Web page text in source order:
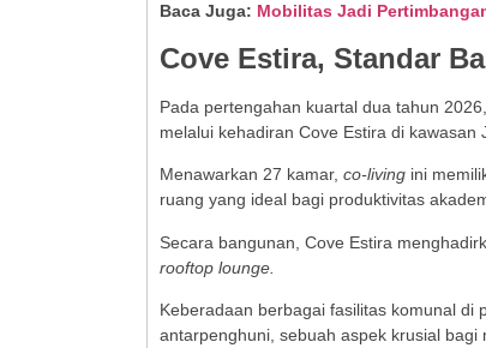
Baca Juga: Mobilitas Jadi
Cove Estira, Standar
Pada pertengahan kuartal dua tahun
melalui kehadiran Cove Estira di kawasan
Menawarkan 27 kamar, co-living ini
ruang yang ideal bagi produktivitas
Secara bangunan, Cove Estira
rooftop lounge.
Keberadaan berbagai fasilitas komunal di
antarpenghuni, sebuah aspek krusial